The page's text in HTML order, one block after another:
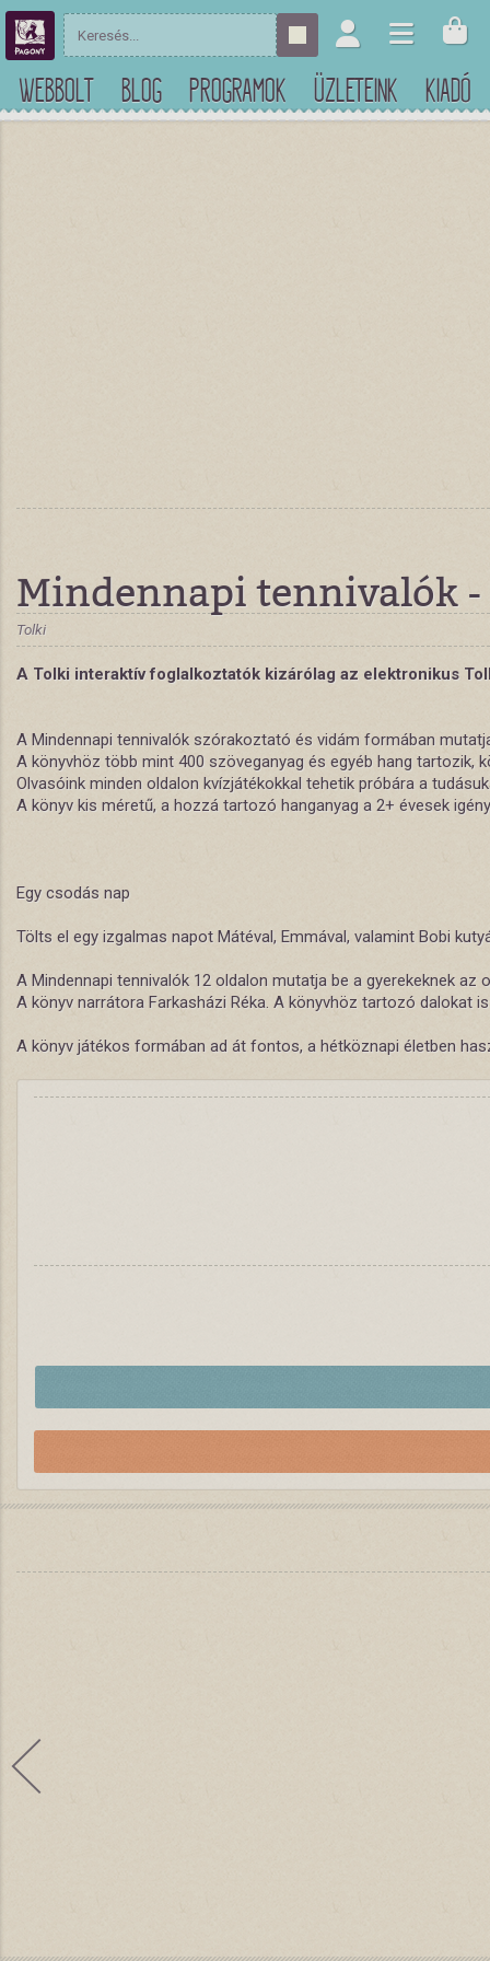
WEBBOLT BLOG PROGRAMOK ÜZLETEINK KIADÓ
Mindennapi tennivalók
Tolki
A Tolki interaktív foglalkoztatók kizárólag az elektronikus
A Mindennapi tennivalók szórakoztató és vidám formában
A könyvhöz több mint 400 szöveganyag és egyéb hang tartozik,
Olvasóink minden oldalon kvízjátékokkal tehetik próbára a
A könyv kis méretű, a hozzá tartozó hanganyag a 2+ évesek
Egy csodás nap
Tölts el egy izgalmas napot Mátéval, Emmával, valamint Bobi
A Mindennapi tennivalók 12 oldalon mutatja be a gyerekeknek
A könyv narrátora Farkasházi Réka. A könyvhöz tartozó dalokat
A könyv játékos formában ad át fontos, a hétköznapi életben